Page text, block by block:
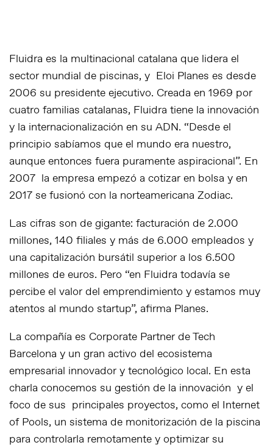
Fluidra es la multinacional catalana que lidera el
sector mundial de piscinas, y Eloi Planes es desde
2006 su presidente ejecutivo. Creada en 1969 por
cuatro familias catalanas, Fluidra tiene la innovación
y la internacionalización en su ADN. “Desde el
principio sabíamos que el mundo era nuestro,
aunque entonces fuera puramente aspiracional”. En
2007 la empresa empezó a cotizar en bolsa y en
2017 se fusionó con la norteamericana Zodiac.
Las cifras son de gigante: facturación de 2.000
millones, 140 filiales y más de 6.000 empleados y
una capitalización bursátil superior a los 6.500
millones de euros. Pero “en Fluidra todavía se
percibe el valor del emprendimiento y estamos muy
atentos al mundo startup”, afirma Planes.
La compañía es Corporate Partner de Tech
Barcelona y un gran activo del ecosistema
empresarial innovador y tecnológico local. En esta
charla conocemos su gestión de la innovación y el
foco de sus principales proyectos, como el Internet
of Pools, un sistema de monitorización de la piscina
para controlarla remotamente y optimizar su